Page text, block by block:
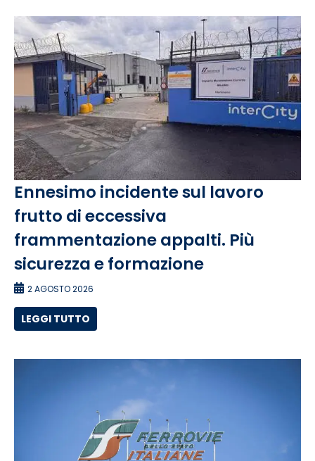
Ennesimo incidente sul lavoro
frutto di eccessiva
frammentazione appalti. Più
sicurezza e formazione
2 AGOSTO 2026
LEGGI TUTTO